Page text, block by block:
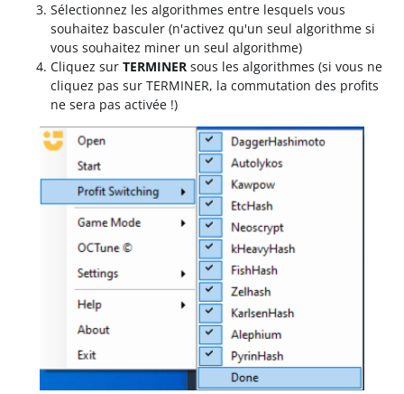
Sélectionnez les algorithmes entre lesquels vous
souhaitez basculer (n'activez qu'un seul algorithme si
vous souhaitez miner un seul algorithme)
Cliquez sur TERMINER sous les algorithmes (si vous ne
cliquez pas sur TERMINER, la commutation des profits
ne sera pas activée !)